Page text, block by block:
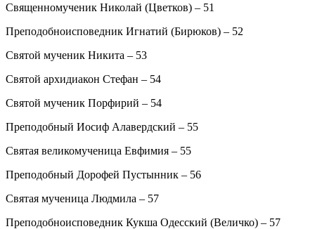
Священномученик Николай (Цветков) – 51
Преподобноисповедник Игнатий (Бирюков) – 52
Святой мученик Никита – 53
Святой архидиакон Стефан – 54
Святой мученик Порфирий – 54
Преподобный Иосиф Алавердский – 55
Святая великомученица Евфимия – 55
Преподобный Дорофей Пустынник – 56
Святая мученица Людмила – 57
Преподобноисповедник Кукша Одесский (Величко) – 57